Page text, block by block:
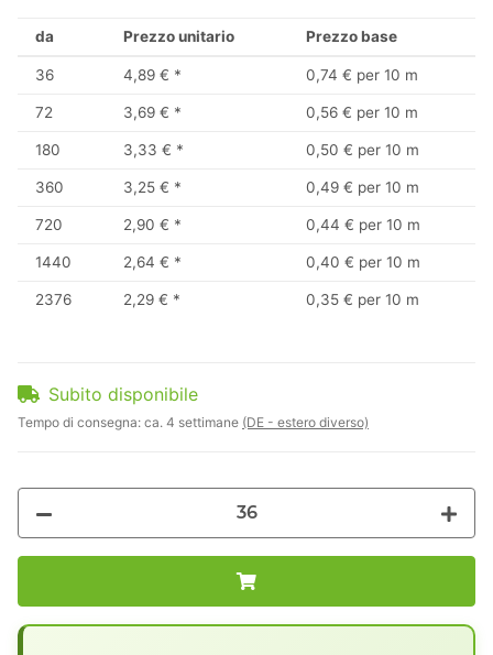
da Prezzo unitario Prezzo base
36 4,89 € * 0,74 € per 10 m
72 3,69 € * 0,56 € per 10 m
180 3,33 € * 0,50 € per 10 m
360 3,25 € * 0,49 € per 10 m
720 2,90 € * 0,44 € per 10 m
1440 2,64 € * 0,40 € per 10 m
2376 2,29 € * 0,35 € per 10 m
Subito disponibile
Tempo di consegna: ca. 4 settimane (DE - estero diverso)